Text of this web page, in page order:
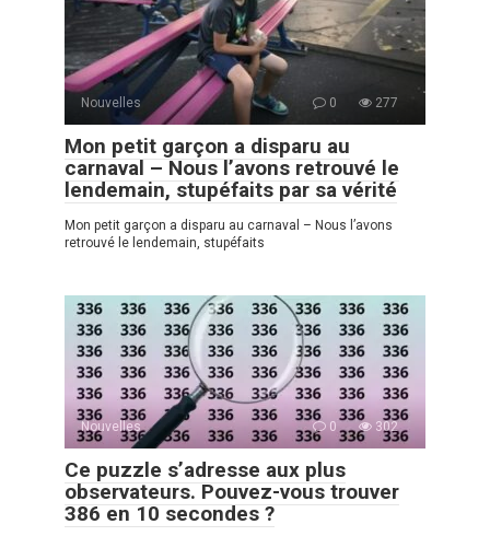
Nouvelles 0 277
Mon petit garçon a disparu au
carnaval – Nous l’avons retrouvé le
lendemain, stupéfaits par sa vérité
Mon petit garçon a disparu au carnaval – Nous l’avons
retrouvé le lendemain, stupéfaits
Nouvelles 0 302
Ce puzzle s’adresse aux plus
observateurs. Pouvez-vous trouver
386 en 10 secondes ?